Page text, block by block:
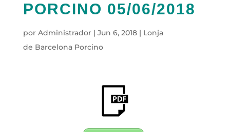
PORCINO 05/06/2018
por Administrador| Jun 6, 2018| Lonja
de Barcelona Porcino